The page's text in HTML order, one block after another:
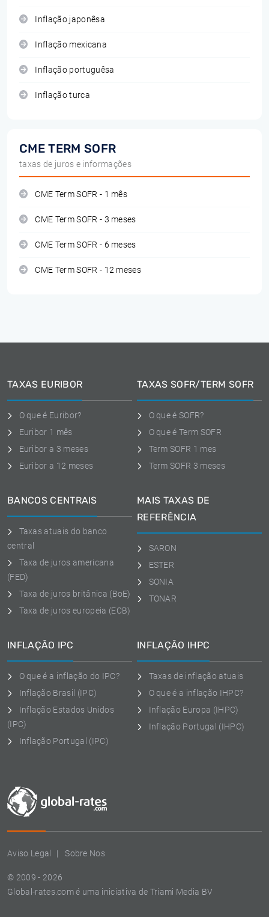
Inflação japonêsa
Inflação mexicana
Inflação portuguêsa
Inflação turca
CME TERM SOFR
taxas de juros e informações
CME Term SOFR - 1 mês
CME Term SOFR - 3 meses
CME Term SOFR - 6 meses
CME Term SOFR - 12 meses
Aviso Legal Sobre Nos
© 2009 - 2026
Global-rates.com é uma iniciativa de Triami Media BV
TAXAS EURIBOR
O que é Euribor?
Euribor 1 mês
Euribor a 3 meses
Euribor a 12 meses
TAXAS SOFR/TERM SOFR
O que é SOFR?
O que é Term SOFR
Term SOFR 1 mes
Term SOFR 3 meses
BANCOS CENTRAIS
Taxas atuais do banco
central
Taxa de juros americana
(FED)
Taxa de juros britânica (BoE)
Taxa de juros europeia (ECB)
MAIS TAXAS DE
REFERÊNCIA
SARON
ESTER
SONIA
TONAR
INFLAÇÃO IPC
O que é a inflação do IPC?
Inflação Brasil (IPC)
Inflação Estados Unidos
(IPC)
Inflação Portugal (IPC)
INFLAÇÃO IHPC
Taxas de inflação atuais
O que é a inflação IHPC?
Inflação Europa (IHPC)
Inflação Portugal (IHPC)